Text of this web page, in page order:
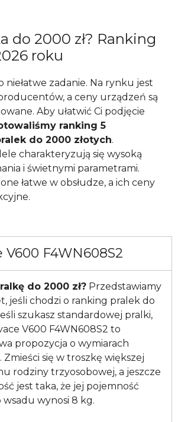
do 2000 zł? Ranking
roku
niełatwe zadanie. Na rynku jest
a ceny urządzeń są
Aby ułatwić Ci podjęcie
ranking 5
do 2000 złotych.
charakteryzują się wysoką
i świetnymi parametrami.
łatwe w obsłudze, a ich ceny
V600 F4WN608S2
do 2000 zł? Przedstawiamy
jeśli chodzi o ranking pralek do
szukasz standardowej pralki,
V600 F4WN608S2 to
propozycja o wymiarach
Zmieści się w troszkę większej
rodziny trzyosobowej, a jeszcze
jest taka, że jej pojemność
wynosi 8 kg.